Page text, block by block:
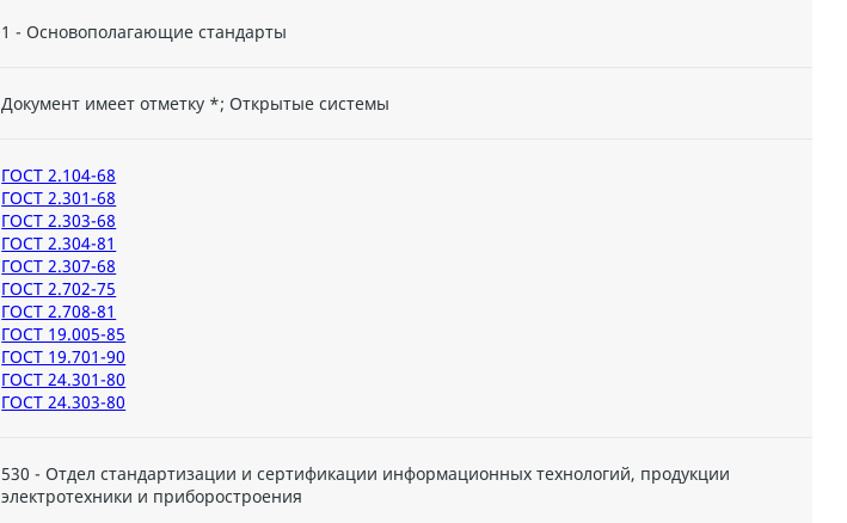
1 - Основополагающие стандарты
Документ имеет отметку *; Открытые системы
ГОСТ 2.104-68
ГОСТ 2.301-68
ГОСТ 2.303-68
ГОСТ 2.304-81
ГОСТ 2.307-68
ГОСТ 2.702-75
ГОСТ 2.708-81
ГОСТ 19.005-85
ГОСТ 19.701-90
ГОСТ 24.301-80
ГОСТ 24.303-80
530 - Отдел стандартизации и сертификации информационных технологий, продукции
электротехники и приборостроения